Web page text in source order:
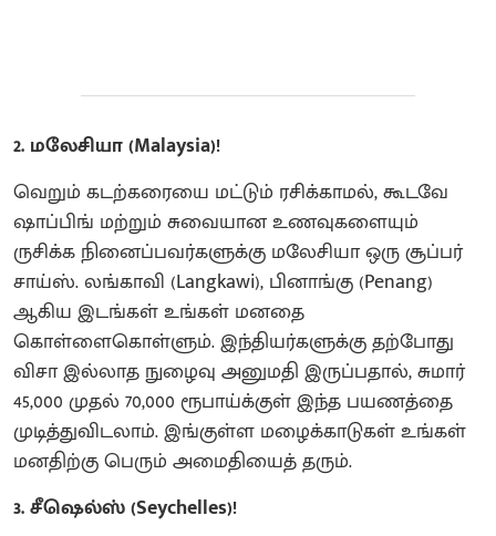
2. மலேசியா (Malaysia)!
வெறும் கடற்கரையை மட்டும் ரசிக்காமல், கூடவே
ஷாப்பிங் மற்றும் சுவையான உணவுகளையும்
ருசிக்க நினைப்பவர்களுக்கு மலேசியா ஒரு சூப்பர்
சாய்ஸ். லங்காவி (Langkawi), பினாங்கு (Penang)
ஆகிய இடங்கள் உங்கள் மனதை
கொள்ளைகொள்ளும். இந்தியர்களுக்கு தற்போது
விசா இல்லாத நுழைவு அனுமதி இருப்பதால், சுமார்
45,000 முதல் 70,000 ரூபாய்க்குள் இந்த பயணத்தை
முடித்துவிடலாம். இங்குள்ள மழைக்காடுகள் உங்கள்
மனதிற்கு பெரும் அமைதியைத் தரும்.
3. சீஷெல்ஸ் (Seychelles)!